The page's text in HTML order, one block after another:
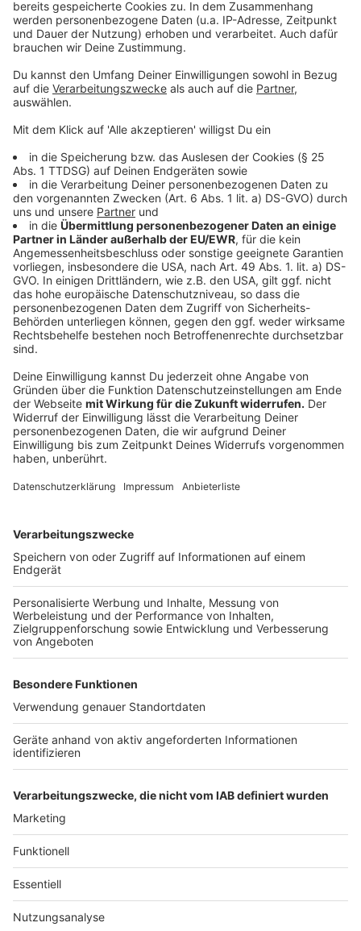
Anzeige
Ingmar Stadelmann, vielfach preisgekrönter
ostdeutscher Stand-up Comedian und Meister des
provokanten Humors! Mit scharfsinnigen und
schonungslosen Pointen nimmt er die Absurditäten
des Alltags aufs Korn. Kein Thema ist ihm zu heikel,
und mit seinem unverwechselbaren Stil bringt er die
Zuschauer zum Lachen und Nachdenken zugleich.
Anzeige
Katie Freudenschuss- eine Frau, ein Flügel und feine
Beobachtungsgabe. Was bleibt wohl von uns übrig,
wenn wir nicht mehr sind? Wird es das Z-Wort-
Schnitzel auf die nächste Speisekarte schaffen, wird
man durch einen Hashtag unsterblich und wer nimmt
das innere Kind, wenn man selbst gerade keine Zeit
hat? Die preisgekrönte Entertainerin bietet eine
abwechslungsreiche Mischung aus Kabarett, eigenen
Songs, Stand-up und grandiosen Improvisationen.
Die weiteren Termine der Comedy Camp-
Tour
Anzeige
Comedy Camp in Unna
Comedy Camp in Legden
Comedy Camp in Wuppertal
Comedy Camp in Bergheim
Alle Termine in der Übersicht
Anzeige